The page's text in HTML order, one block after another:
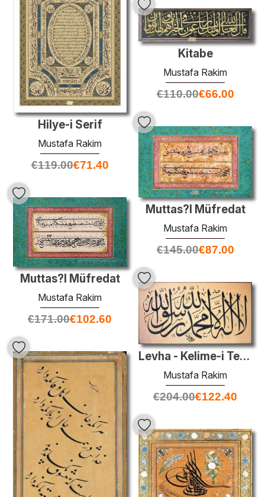
Hilye-i Serif
Mustafa Rakim
€119.00€71.40
Kitabe
Mustafa Rakim
€110.00€66.00
Muttas?l Müfredat
Mustafa Rakim
€145.00€87.00
Muttas?l Müfredat
Mustafa Rakim
€171.00€102.60
Levha - Kelime-i Tevhid
Mustafa Rakim
€204.00€122.40